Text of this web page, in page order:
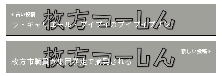
古い投稿
ラ・キャリエール・プイプイのプイプイプリン
新しい投稿
枚方市職員が集団暴走で摘発される